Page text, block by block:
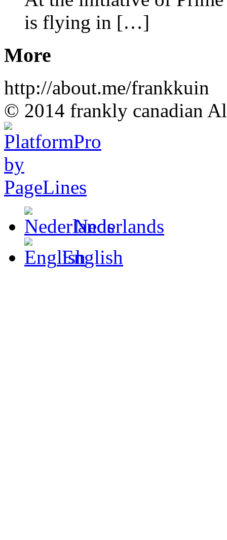
is flying in […]
More
http://about.me/frankkuin
© 2014 frankly canadian
Nederlands
English